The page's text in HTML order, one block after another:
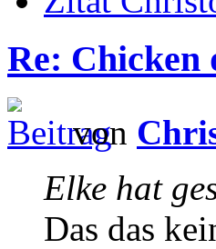
Re: Chicken
von
Elke hat
Das das